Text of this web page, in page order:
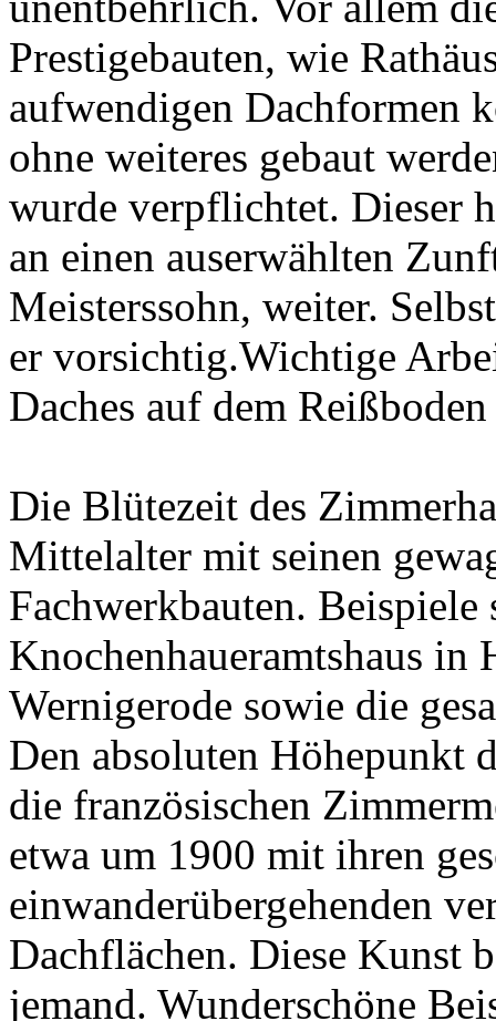
Prestigebauten, wie
aufwendigen Dachformen
ohne weiteres gebaut
wurde verpflichtet. Dieser
an einen auserwählten
Meisterssohn, weiter.
er vorsichtig.Wichtige
Daches auf dem
Die Blütezeit des
Mittelalter mit seinen
Fachwerkbauten.
Knochenhaueramtshaus in
Wernigerode sowie die
Den absoluten Höhepunkt
die französischen
etwa um 1900 mit ihren
einwanderübergehenden
Dachflächen. Diese Kunst
jemand. Wunderschöne